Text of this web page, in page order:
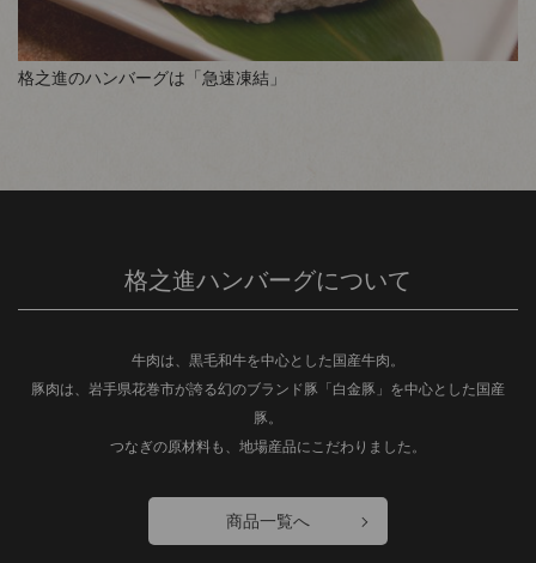
格之進のハンバーグは「急速凍結」
格之進ハンバーグについて
牛肉は、黒毛和牛を中心とした国産牛肉。
豚肉は、岩手県花巻市が誇る幻のブランド豚「白金豚」を中心とした国産
豚。
つなぎの原材料も、地場産品にこだわりました。
商品一覧へ